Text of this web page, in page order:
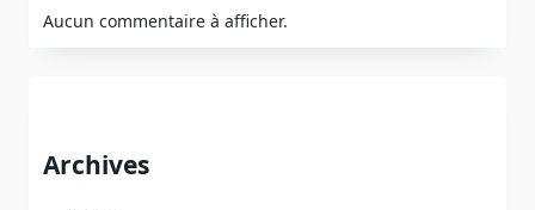
Aucun commentaire à afficher.
Archives